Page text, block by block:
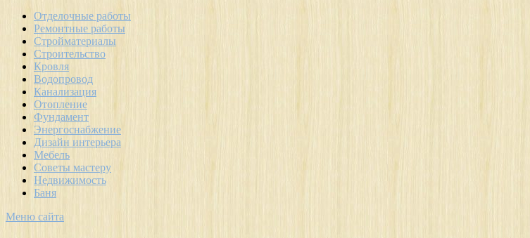
Отделочные работы
Ремонтные работы
Стройматериалы
Строительство
Кровля
Водопровод
Канализация
Отопление
Фундамент
Энергоснабжение
Дизайн интерьера
Мебель
Советы мастеру
Недвижимость
Баня
Меню сайта